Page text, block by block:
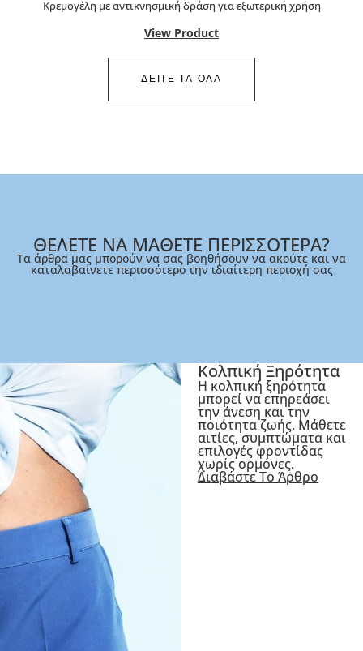
Κρεμογέλη με αντικνησμική δράση για εξωτερική χρήση
View Product
ΔΕΙΤΕ ΤΑ ΟΛΑ
ΘΕΛΕΤΕ ΝΑ ΜΑΘΕΤΕ ΠΕΡΙΣΣΟΤΕΡΑ?
Τα άρθρα μας μπορούν να σας βοηθήσουν να ακούτε και να
καταλαβαίνετε περισσότερο την ιδιαίτερη περιοχή σας
Κολπική Ξηρότητα
Η κολπική ξηρότητα
μπορεί να επηρεάσει
την άνεση και την
ποιότητα ζωής. Μάθετε
αιτίες, συμπτώματα και
επιλογές φροντίδας
χωρίς ορμόνες.
Διαβάστε Το Άρθρο